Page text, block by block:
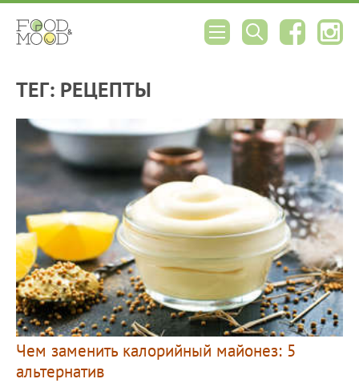
ТЕГ: РЕЦЕПТЫ
Чем заменить калорийный майонез: 5
альтернатив